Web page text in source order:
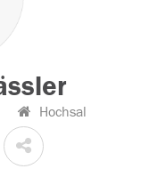
Hochsal